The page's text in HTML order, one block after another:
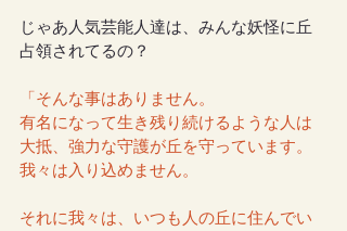
じゃあ人気芸能人達は、みんな妖怪に丘
占領されてるの？
「そんな事はありません。
有名になって生き残り続けるような人は
大抵、強力な守護が丘を守っています。
我々は入り込めません。
それに我々は、いつも人の丘に住んでい